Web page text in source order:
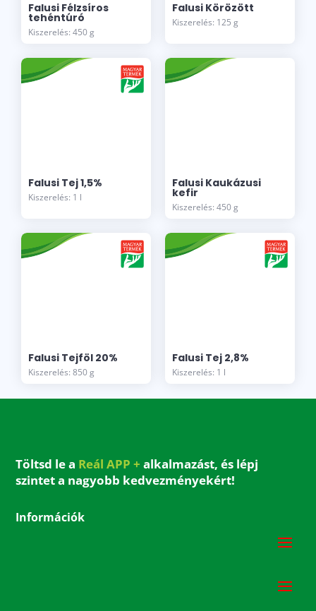
Falusi Félzsíros
tehéntúró
Kiszerelés: 450 g
Falusi Körözött
Kiszerelés: 125 g
Falusi Tej 1,5%
Kiszerelés: 1 l
Falusi Kaukázusi
kefir
Kiszerelés: 450 g
Falusi Tejföl 20%
Kiszerelés: 850 g
Falusi Tej 2,8%
Kiszerelés: 1 l
Töltsd le a Reál APP + alkalmazást, és lépj
szintet a nagyobb kedvezményekért!
Információk